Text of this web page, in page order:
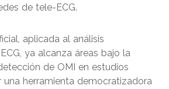
de tele-ECG.
aplicada al análisis
ya alcanza áreas bajo la
de OMI en estudios
una herramienta democratizadora